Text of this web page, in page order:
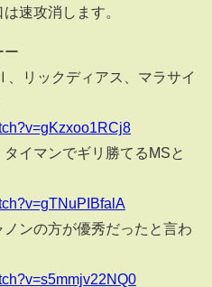
速攻消します。
ー
、リックディアス、マラサイ
タイマンでギリ勝てるMSと
ノンの方が優秀だったと言わ